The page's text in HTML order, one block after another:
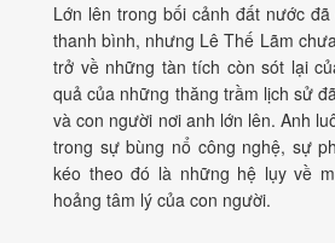
Lớn lên trong bối cảnh đất nước
thanh bình, nhưng Lê Thế Lãm
trở về những tàn tích còn sót lại
quả của những thăng trầm lịch sử
và con người nơi anh lớn lên. Anh
trong sự bùng nổ công nghệ, sự
kéo theo đó là những hệ lụy về
hoảng tâm lý của con người.